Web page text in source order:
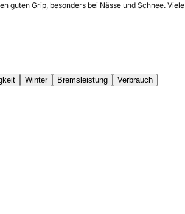
Grip, besonders bei Nässe und Schnee.
Winter Bremsleistung
Verbrauch